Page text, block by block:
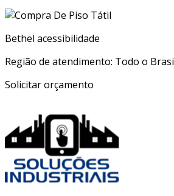
Bethel acessibilidade
Região de atendimento: Todo o
Solicitar orçamento